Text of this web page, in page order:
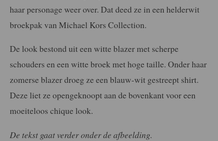
haar personage weer over. Dat deed ze in een helderwit
broekpak van Michael Kors Collection.
De look bestond uit een witte blazer met scherpe
schouders en een witte broek met hoge taille. Onder haar
zomerse blazer droeg ze een blauw-wit gestreept shirt.
Deze liet ze opengeknoopt aan de bovenkant voor een
moeiteloos chique look.
De tekst gaat verder onder de afbeelding.